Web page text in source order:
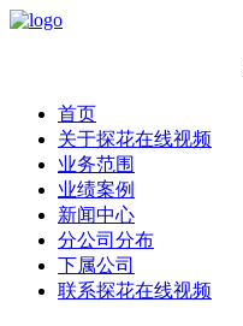
首页
关于探花在线视频
业务范围
业绩案例
新闻中心
分公司分布
下属公司
联系探花在线视频